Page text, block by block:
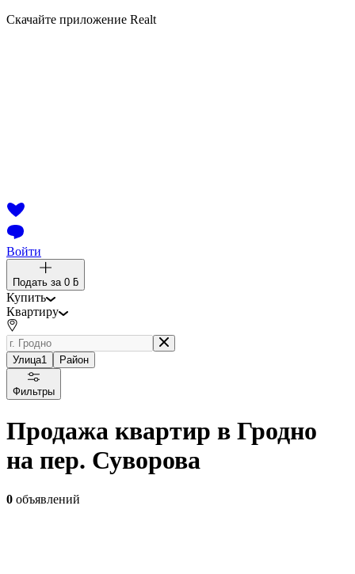
Скачайте приложение Realt
Войти
Подать за 0 ƃ
Купить
Квартиру
Улица1 Район
Фильтры
Продажа квартир в Гродно
на пер. Суворова
0 объявлений